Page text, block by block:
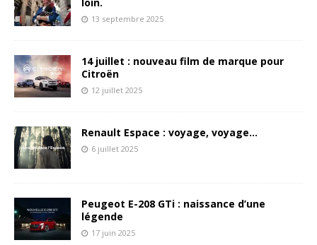
13 septembre 2025
14 juillet : nouveau film de marque pour
Citroën
12 juillet 2025
Renault Espace : voyage, voyage…
6 juillet 2025
Peugeot E-208 GTi : naissance d’une
légende
17 juin 2025